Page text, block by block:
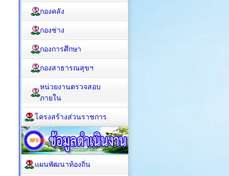
กองคลัง
กองช่าง
กองการศึกษา
กองสาธารณสุขฯ
หน่วยงานตรวจสอบ
ภายใน
โครงสร้างส่วนราชการ
แผนพัฒนาท้องถิ่น